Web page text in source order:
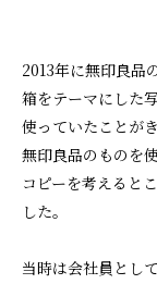
2013年に無印良品
箱をテーマにした
使っていたことが
無印良品のものを
コピーを考えると
した。
当時は会社員とし